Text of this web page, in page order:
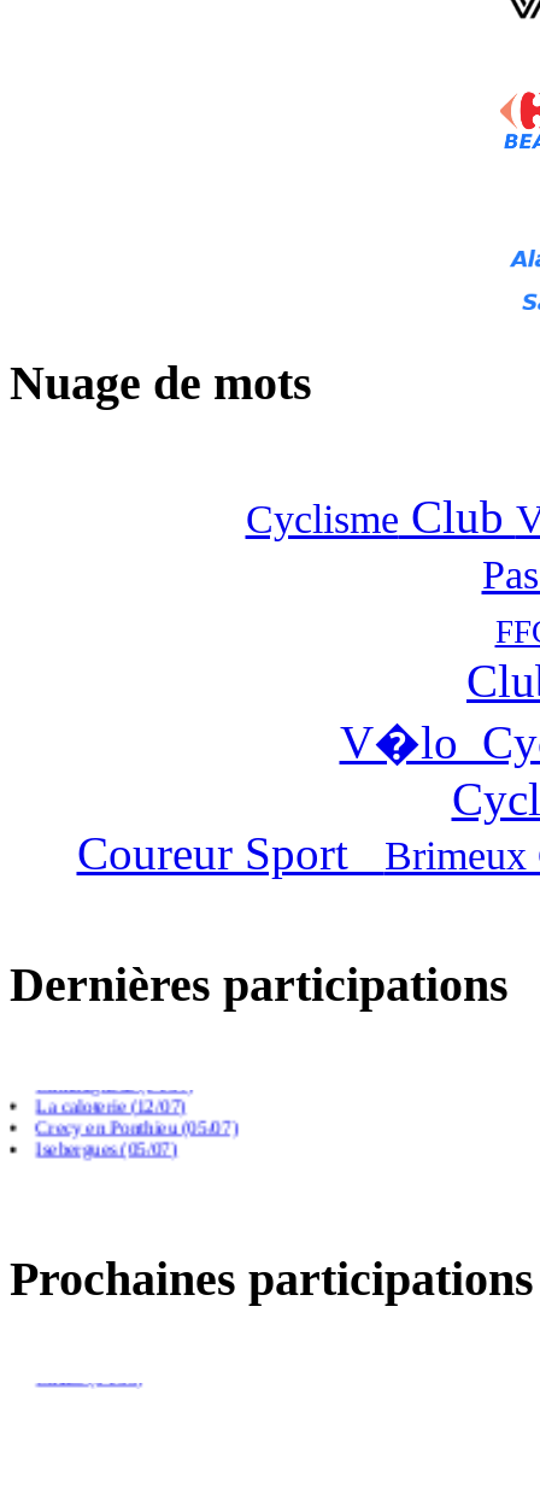
Nuage de mots
Cyclisme Club
V�lo
Coureur Sport
Brimeux
Dernières participations
La caloterie (12/07)
Crecy en Ponthieu (05/07)
Isebergues (05/07)
Beauchamp (05/07)
Prochaines participations